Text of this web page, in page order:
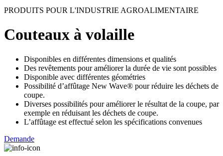
PRODUITS POUR L'INDUSTRIE AGROALIMENTAIRE
Couteaux à volaille
Disponibles en différentes dimensions et qualités
Des revêtements pour améliorer la durée de vie sont possibles
Disponible avec différentes géométries
Possibilité d’affûtage New Wave® pour réduire les déchets de
coupe.
Diverses possibilités pour améliorer le résultat de la coupe, par
exemple en réduisant les déchets de coupe.
L’affûtage est effectué selon les spécifications convenues
Demande